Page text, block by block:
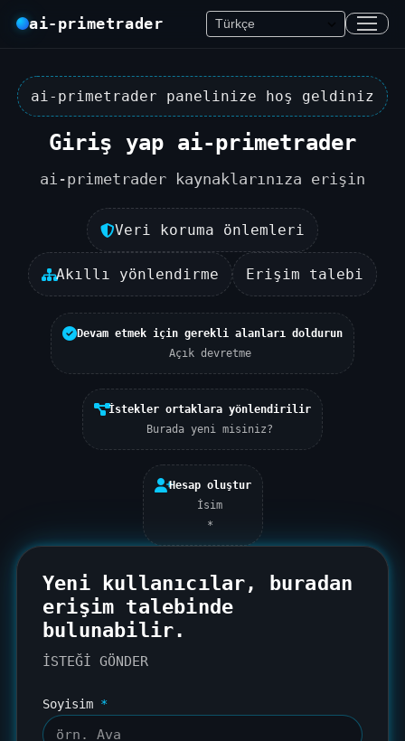
ai-primetrader
ai-primetrader panelinize hoş geldiniz
Giriş yap ai-primetrader
ai-primetrader kaynaklarınıza erişin
Veri koruma önlemleri
Akıllı yönlendirme Erişim talebi
Devam etmek için gerekli alanları doldurun
Açık devretme
İstekler ortaklara yönlendirilir
Burada yeni misiniz?
Hesap oluştur
İsim
*
Yeni kullanıcılar,
buradan
erişim talebinde
bulunabilir.
İSTEĞİ GÖNDER
Soyisim *